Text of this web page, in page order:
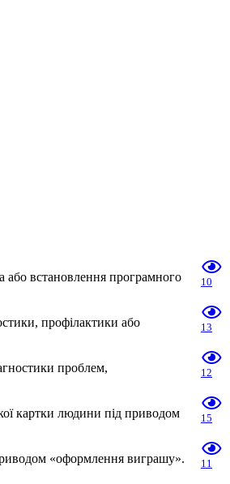
або встановлення програмного
10
профілактики або
13
проблем,
12
картки людини під приводом
15
«оформлення виграшу».
11